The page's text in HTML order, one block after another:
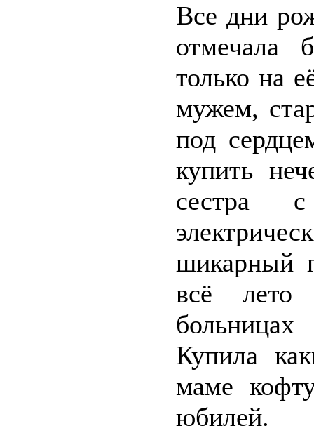
Все дни
отмечала
только на
мужем,
под
купить
сестра
шикарный
всё лето
Купила
маме
юбилей.